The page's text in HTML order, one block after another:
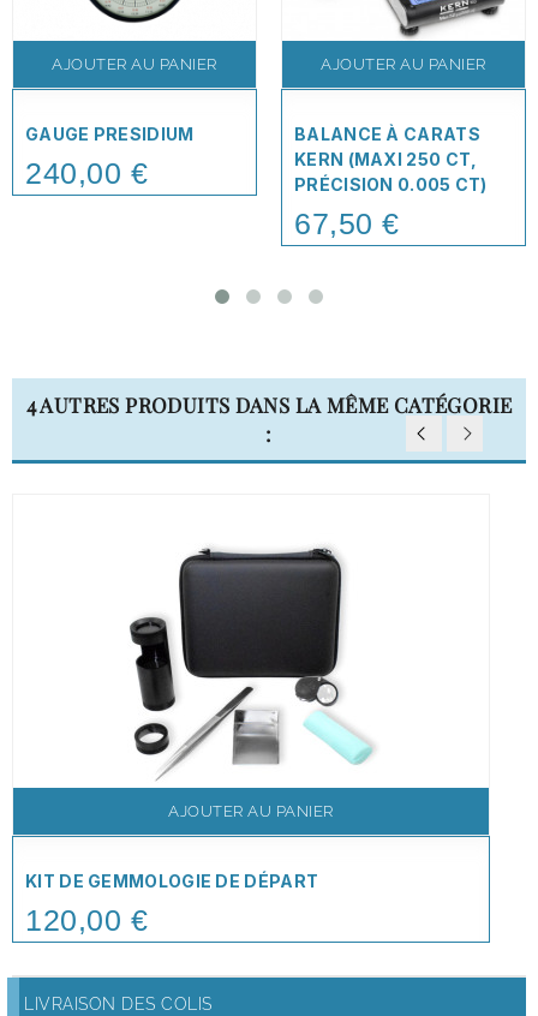
AJOUTER AU PANIER
GAUGE PRESIDIUM
Price
240,00 €
AJOUTER AU PANIER
BALANCE À CARATS
KERN (MAXI 250 CT,
PRÉCISION 0.005 CT)
Price
67,50 €
4 AUTRES PRODUITS DANS LA MÊME CATÉGORIE
:
AJOUTER AU PANIER
KIT DE GEMMOLOGIE DE DÉPART
Price
120,00 €
LIVRAISON DES COLIS